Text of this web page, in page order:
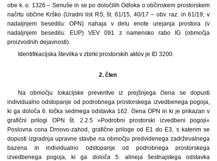
obe k. o. 1326 – Senuše in se po določilih Odloka o občinskem prostorskem
načrtu občine Krško (Uradni list RS, št. 61/15, 40/17 – obv. raz. in 61/19; v
nadaljnjem besedilu: OPN) nahaja v delu enote urejanja prostora (v
nadaljnjem besedilu: EUP) VEV 091 z namensko rabo IG (območja
proizvodnih dejavnosti).
Identifikacijska številka v zbirki prostorskih aktov je ID 3200.
2. člen
Na območju lokacijske preveritve iz prejšnjega člena se dopusti
individualno odstopanje od podrobnega prostorskega izvedbenega pogoja,
ki ga določa 6. točka sedmega odstavka 162. člena OPN in ki je prikazan v
grafični prilogi OPN št. 2.2.5 »Podrobni prostorski izvedbeni pogoji«
Poslovna cona Drnovo-zahod, grafične priloge od E1 do E3, s katerim se
dopusti izgradnja upravne stavbe na območju predvidenega zadrževalnega
bazena in individualno odstopanje od podrobnega prostorskega
izvedbenega pogoja, ki ga določa 5. alineja šestnajstega odstavka